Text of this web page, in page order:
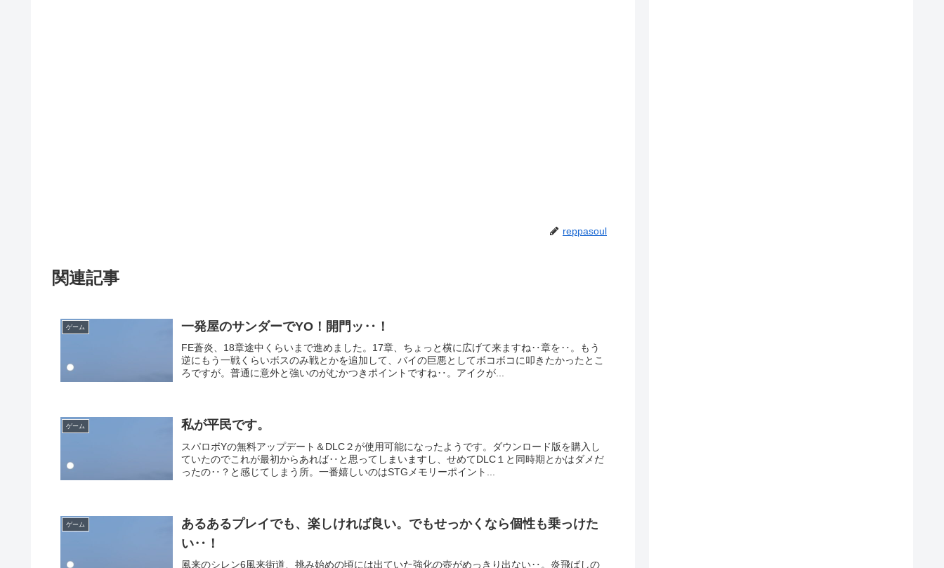
reppasoul
関連記事
ゲーム 一発屋のサンダーでYO！開門ッ‥！
FE蒼炎、18章途中くらいまで進めました。17章、ちょっと横に広げて来ますね‥章を‥。もう
逆にもう一戦くらいボスのみ戦とかを追加して、バイの巨悪としてボコボコに叩きたかったとこ
ろですが。普通に意外と強いのがむかつきポイントですね‥。アイクが...
ゲーム 私が平民です。
スパロボYの無料アップデート＆DLC２が使用可能になったようです。ダウンロード版を購入し
ていたのでこれが最初からあれば‥と思ってしまいますし、せめてDLC１と同時期とかはダメだ
ったの‥？と感じてしまう所。一番嬉しいのはSTGメモリーポイント...
ゲーム
あるあるプレイでも、楽しければ良い。でもせっかくなら個性も乗っけた
い‥！
風来のシレン6風来街道、挑み始めの頃には出ていた強化の壺がめっきり出ない‥。炎飛ばしの